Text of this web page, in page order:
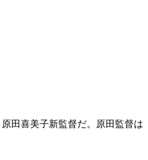
田喜美子新監督だ。原田監督は